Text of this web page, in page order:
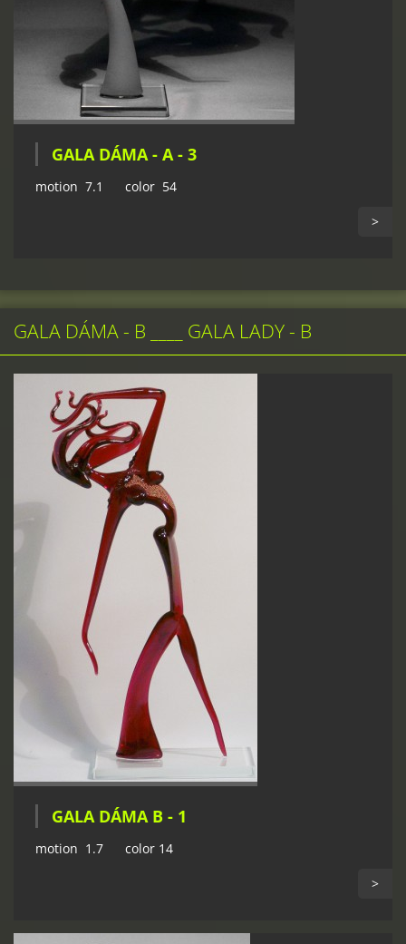
GALA DÁMA - A - 3
motion 7.1 color 54
>
GALA DÁMA - B ____ GALA LADY - B
GALA DÁMA B - 1
motion 1.7 color 14
>